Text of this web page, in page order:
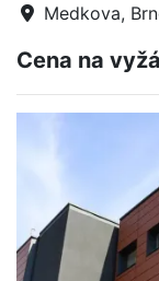
Medkova,
Cena na